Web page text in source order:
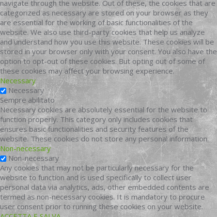
navigate through the website. Out of these, the cookies that are
categorized as necessary are stored on your browser as they
are essential for the working of basic functionalities of the
website. We also use third-party cookies that help us analyze
and understand how you use this website. These cookies will be
stored in your browser only with your consent. You also have the
option to opt-out of these cookies. But opting out of some of
these cookies may affect your browsing experience.
Necessary
Necessary
Sempre abilitato
Necessary cookies are absolutely essential for the website to
function properly. This category only includes cookies that
ensures basic functionalities and security features of the
website. These cookies do not store any personal information.
Non-necessary
Non-necessary
Any cookies that may not be particularly necessary for the
website to function and is used specifically to collect user
personal data via analytics, ads, other embedded contents are
termed as non-necessary cookies. It is mandatory to procure
user consent prior to running these cookies on your website.